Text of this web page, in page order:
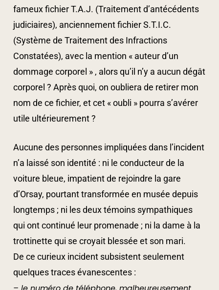
fameux fichier T.A.J. (Traitement d’antécédents
judiciaires), anciennement fichier S.T.I.C.
(Système de Traitement des Infractions
Constatées), avec la mention « auteur d’un
dommage corporel » , alors qu’il n’y a aucun dégât
corporel ? Après quoi, on oubliera de retirer mon
nom de ce fichier, et cet « oubli » pourra s’avérer
utile ultérieurement ?
Aucune des personnes impliquées dans l’incident
n’a laissé son identité : ni le conducteur de la
voiture bleue, impatient de rejoindre la gare
d’Orsay, pourtant transformée en musée depuis
longtemps ; ni les deux témoins sympathiques
qui ont continué leur promenade ; ni la dame à la
trottinette qui se croyait blessée et son mari.
De ce curieux incident subsistent seulement
quelques traces évanescentes :